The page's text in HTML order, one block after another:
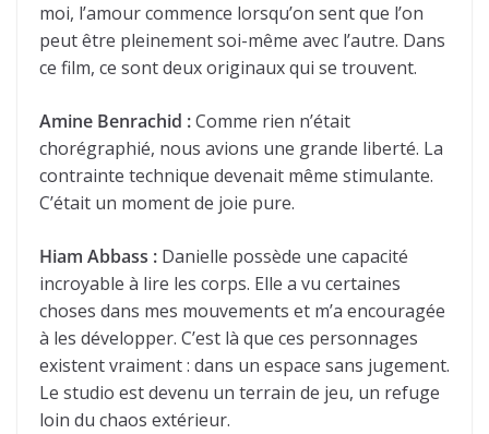
moi, l’amour commence lorsqu’on sent que l’on
peut être pleinement soi-même avec l’autre. Dans
ce film, ce sont deux originaux qui se trouvent.
Amine Benrachid :Comme rien n’était
chorégraphié, nous avions une grande liberté. La
contrainte technique devenait même stimulante.
C’était un moment de joie pure.
Hiam Abbass : Danielle possède une capacité
incroyable à lire les corps. Elle a vu certaines
choses dans mes mouvements et m’a encouragée
à les développer. C’est là que ces personnages
existent vraiment : dans un espace sans jugement.
Le studio est devenu un terrain de jeu, un refuge
loin du chaos extérieur.